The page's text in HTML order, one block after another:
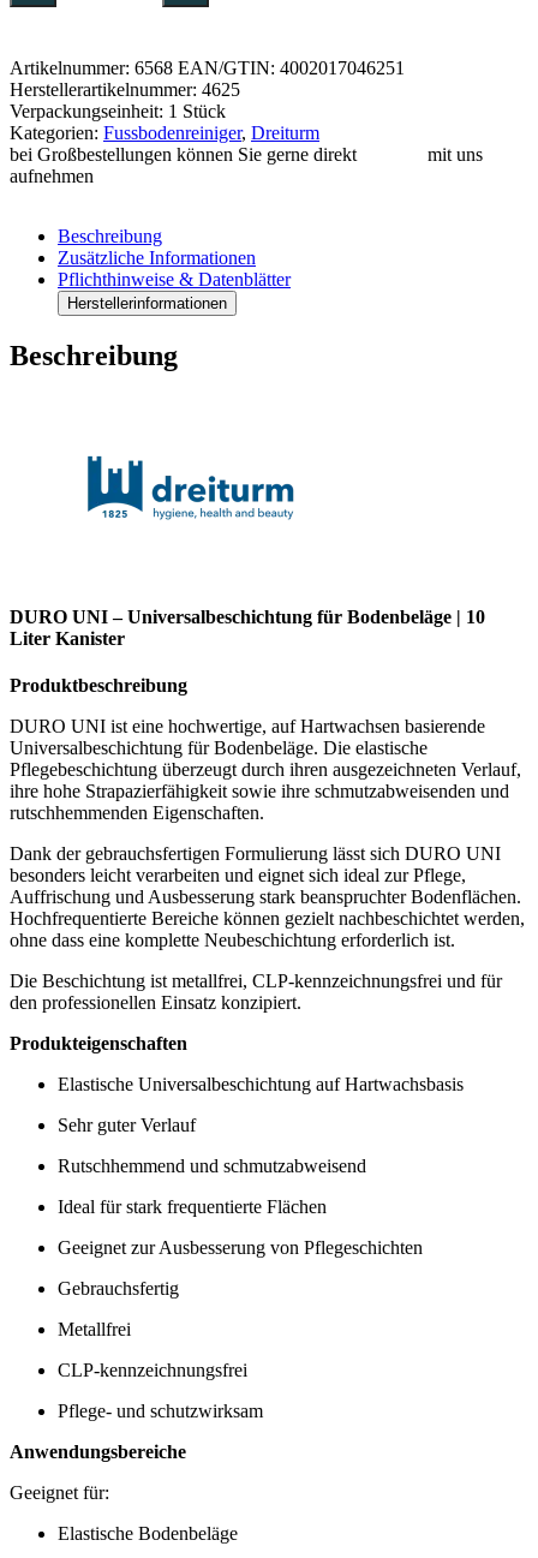
für
Bodenbeläge
|
10
Liter
Kanister
Artikelnummer: 6568 EAN/GTIN: 4002017046251
Herstellerartikelnummer: 4625
Verpackungseinheit: 1 Stück
Kategorien: Fussbodenreiniger, Dreiturm
bei Großbestellungen können Sie gerne direkt
mit uns
aufnehmen
Beschreibung
Zusätzliche Informationen
Pflichthinweise & Datenblätter
Herstellerinformationen
Beschreibung
DURO UNI – Universalbeschichtung für Bodenbeläge | 10
Liter Kanister
Produktbeschreibung
DURO UNI ist eine hochwertige, auf Hartwachsen basierende
Universalbeschichtung für Bodenbeläge. Die elastische
Pflegebeschichtung überzeugt durch ihren ausgezeichneten Verlauf,
ihre hohe Strapazierfähigkeit sowie ihre schmutzabweisenden und
rutschhemmenden Eigenschaften.
Dank der gebrauchsfertigen Formulierung lässt sich DURO UNI
besonders leicht verarbeiten und eignet sich ideal zur Pflege,
Auffrischung und Ausbesserung stark beanspruchter Bodenflächen.
Hochfrequentierte Bereiche können gezielt nachbeschichtet werden,
ohne dass eine komplette Neubeschichtung erforderlich ist.
Die Beschichtung ist metallfrei, CLP-kennzeichnungsfrei und für
den professionellen Einsatz konzipiert.
Produkteigenschaften
Elastische Universalbeschichtung auf Hartwachsbasis
Sehr guter Verlauf
Rutschhemmend und schmutzabweisend
Ideal für stark frequentierte Flächen
Geeignet zur Ausbesserung von Pflegeschichten
Gebrauchsfertig
Metallfrei
CLP-kennzeichnungsfrei
Pflege- und schutzwirksam
Anwendungsbereiche
Geeignet für:
Elastische Bodenbeläge